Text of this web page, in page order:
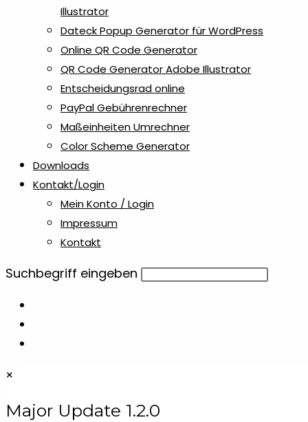
Illustrator
Dateck Popup Generator für WordPress
Online QR Code Generator
QR Code Generator Adobe Illustrator
Entscheidungsrad online
PayPal Gebührenrechner
Maßeinheiten Umrechner
Color Scheme Generator
Downloads
Kontakt/Login
Mein Konto / Login
Impressum
Kontakt
Diese
durchsuchen
Suchbegriff eingeben
×
Major Update 1.2.0